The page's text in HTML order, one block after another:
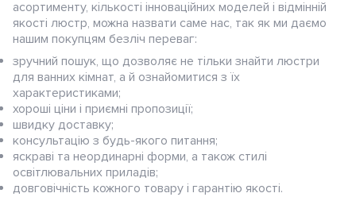
асортименту, кількості інноваційних моделей і відмінній
якості люстр, можна назвати саме нас, так як ми даємо
нашим покупцям безліч переваг:
зручний пошук, що дозволяє не тільки знайти люстри
для ванних кімнат, а й ознайомитися з їх
характеристиками;
хороші ціни і приємні пропозиції;
швидку доставку;
консультацію з будь-якого питання;
яскраві та неординарні форми, а також стилі
освітлювальних приладів;
довговічність кожного товару і гарантію якості.
Монтажні елементи
ABB i-bus
Elko EP RF-Control
Berker.Net
Розумна інсталяція Ajax
Датчики